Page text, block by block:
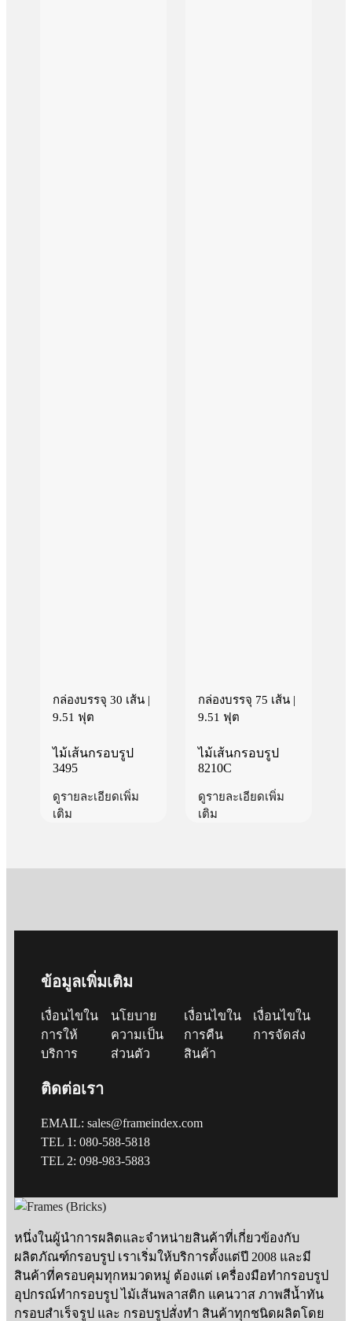
กล่องบรรจุ 30 เส้น |
9.51 ฟุต
ไม้เส้นกรอบรูป
3495
ดูรายละเอียดเพิ่ม
เติม
กล่องบรรจุ 75 เส้น |
9.51 ฟุต
ไม้เส้นกรอบรูป
8210C
ดูรายละเอียดเพิ่ม
เติม
หนึ่งในผู้นำการผลิตและจำหน่ายสินค้าที่เกี่ยวข้องกับ
ผลิตภัณฑ์กรอบรูป เราเริ่มให้บริการตั้งแต่ปี 2008 และมี
สินค้าที่ครอบคุมทุกหมวดหมู่ ต้องแต่ เครื่องมือทำกรอบรูป
อุปกรณ์ทำกรอบรูป ไม้เส้นพลาสติก แคนวาส ภาพสีน้ำทัน
กรอบสำเร็จรูป และ กรอบรูปสั่งทำ สินค้าทุกชนิดผลิตโดย
ข้อมูลเพิ่มเติม
เงื่อนไขใน
การให้
บริการ
นโยบาย
ความเป็น
ส่วนตัว
เงื่อนไขใน
การคืน
สินค้า
เงื่อนไขใน
การจัดส่ง
ติดต่อเรา
EMAIL: sales@frameindex.com
TEL 1: 080-588-5818
TEL 2: 098-983-5883